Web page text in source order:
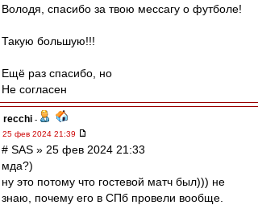
Володя, спасибо за твою мессагу о футболе!
Такую большую!!!
Ещё раз спасибо, но
Не согласен
recchi -
25 фев 2024 21:39
# SAS » 25 фев 2024 21:33
мда?)
ну это потому что гостевой матч был))) не
знаю, почему его в СПб провели вообще.